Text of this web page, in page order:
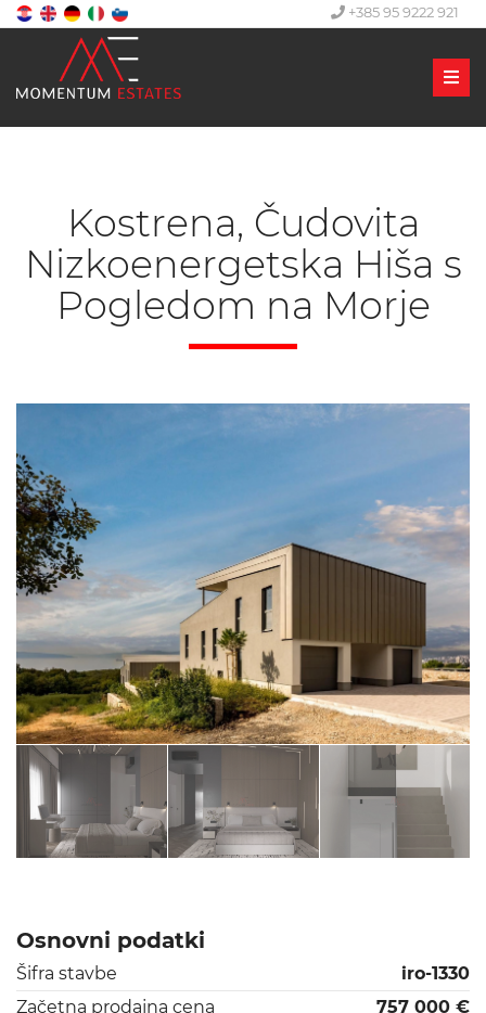
+385 95 9222 921
Kostrena, Čudovita
Nizkoenergetska Hiša s
Pogledom na Morje
Osnovni podatki
Šifra stavbe
iro-1330
Začetna prodajna cena
757 000 €